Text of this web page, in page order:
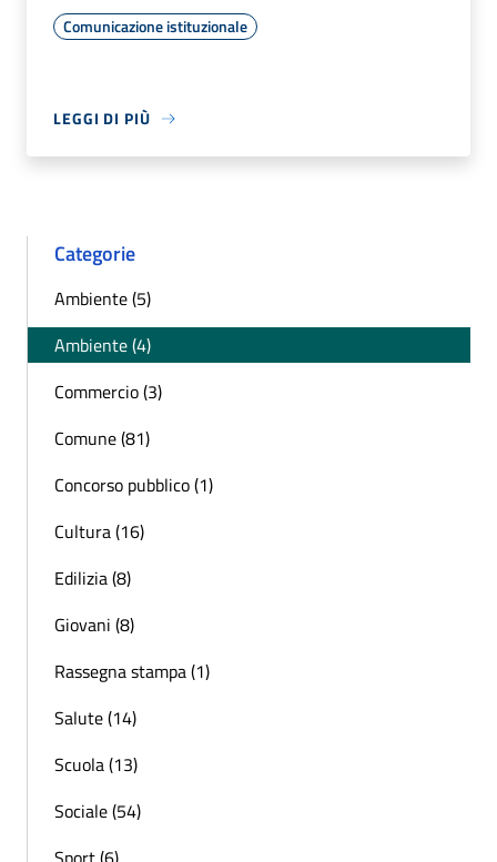
Comunicazione istituzionale
LEGGI DI PIÙ
Categorie
Ambiente (5)
Ambiente (4)
Commercio (3)
Comune (81)
Concorso pubblico (1)
Cultura (16)
Edilizia (8)
Giovani (8)
Rassegna stampa (1)
Salute (14)
Scuola (13)
Sociale (54)